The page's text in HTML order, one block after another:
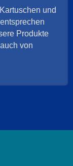
und
Produkte
von